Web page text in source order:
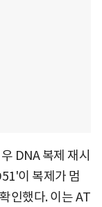
DNA 복제 재시
이 복제가 멈
인했다. 이는 AT